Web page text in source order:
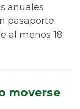
anuales
pasaporte
al menos 18
moverse